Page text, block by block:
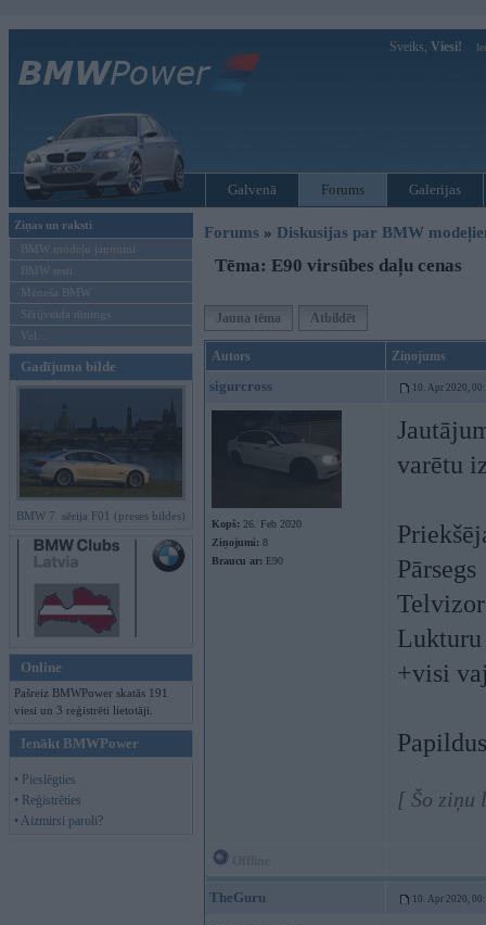
Sveiks, Viesi!
Galvenā Forums Galerijas
Ziņas un raksti
BMW modeļu jaunumi
BMW testi
Mēneša BMW
Sērijveida tūnings
Vel...
Gadījuma bilde
BMW 7. sērija F01 (preses bildes)
Online
Pašreiz BMWPower skatās 191
viesi un 3 reģistrēti lietotāji.
Ienākt BMWPower
• Pieslēgties
• Reģistrēties
• Aizmirsi paroli?
Forums » Diskusijas par BMW
Tēma: E90 virsūbes daļu cenas
Jauna tēma Atbildēt
Autors Ziņojums
sigurcross 10. Apr 2020,
Kopš: 26. Feb 2020
Ziņojumi: 8
Braucu ar: E90
varētu
Pārsegs
Lukturu
+visi
[ Šo ziņu
TheGuru 10. Apr 2020,